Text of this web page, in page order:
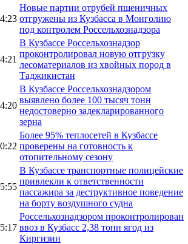
Новые партии отрубей пшеничных
отгружены из Кузбасса в Монголию
под контролем Россельхознадзора
В Кузбассе Россельхознадзор
проконтролировал новую отгрузку
лесоматериалов из хвойных пород в
Таджикистан
В Кузбассе Россельхознадзором
выявлено более 100 тысяч тонн
недостоверно задекларированного
зерна
Более 95% теплосетей в Кузбассе
проверены на готовность к
отопительному сезону
В Кузбассе транспортные полицейские
привлекли к ответственности
пассажира за деструктивное поведение
на борту воздушного судна
Россельхознадзором проконтролирован
ввоз в Кузбасс 2,38 тонн ягод из
Киргизии